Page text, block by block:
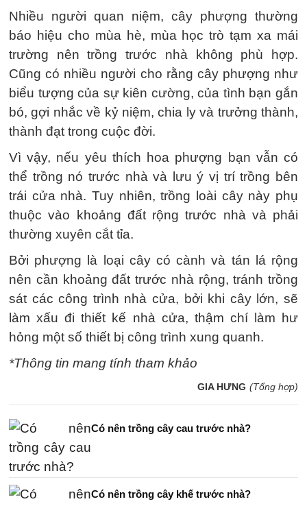
Nhiều người quan niệm, cây phượng thường
báo hiệu cho mùa hè, mùa học trò tạm xa mái
trường nên trồng trước nhà không phù hợp.
Cũng có nhiều người cho rằng cây phượng như
biểu tượng của sự kiên cường, của tình bạn gắn
bó, gợi nhắc về kỷ niệm, chia ly và trưởng thành,
thành đạt trong cuộc đời.
Vì vậy, nếu yêu thích hoa phượng bạn vẫn có
thể trồng nó trước nhà và lưu ý vị trí trồng bên
trái cửa nhà. Tuy nhiên, trồng loài cây này phụ
thuộc vào khoảng đất rộng trước nhà và phải
thường xuyên cắt tỉa.
Bởi phượng là loại cây có cành và tán lá rộng
nên cần khoảng đất trước nhà rộng, tránh trồng
sát các công trình nhà cửa, bởi khi cây lớn, sẽ
làm xấu đi thiết kế nhà cửa, thậm chí làm hư
hỏng một số thiết bị công trình xung quanh.
*Thông tin mang tính tham khảo
GIA HƯNG (Tổng hợp)
Có nên trồng cây cau trước nhà?
Có nên trồng cây khế trước nhà?